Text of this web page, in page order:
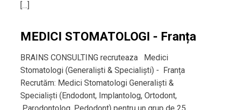
[…]
MEDICI STOMATOLOGI - Franța
BRAINS CONSULTING recruteaza Medici
Stomatologi (Generaliști & Specialiști) - Franța
Recrutăm: Medici Stomatologi Generaliști &
Specialiști (Endodont, Implantolog, Ortodont,